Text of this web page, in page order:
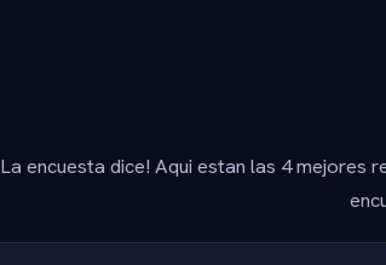
La encuesta dice! Aqui estan las 4 mejores